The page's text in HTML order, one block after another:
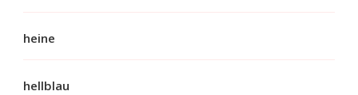
heine
hellblau